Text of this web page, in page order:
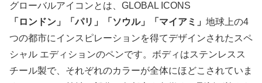
グローバルアイコンとは、GLOBAL ICONS
「ロンドン」「パリ」「ソウル」「マイアミ」 地球上の4
つの都市にインスピレーションを得てデザインされたスペ
シャル エディションのペンです。ボディはステンレスス
チール製で、それぞれのカラーが全体にほどこされていま